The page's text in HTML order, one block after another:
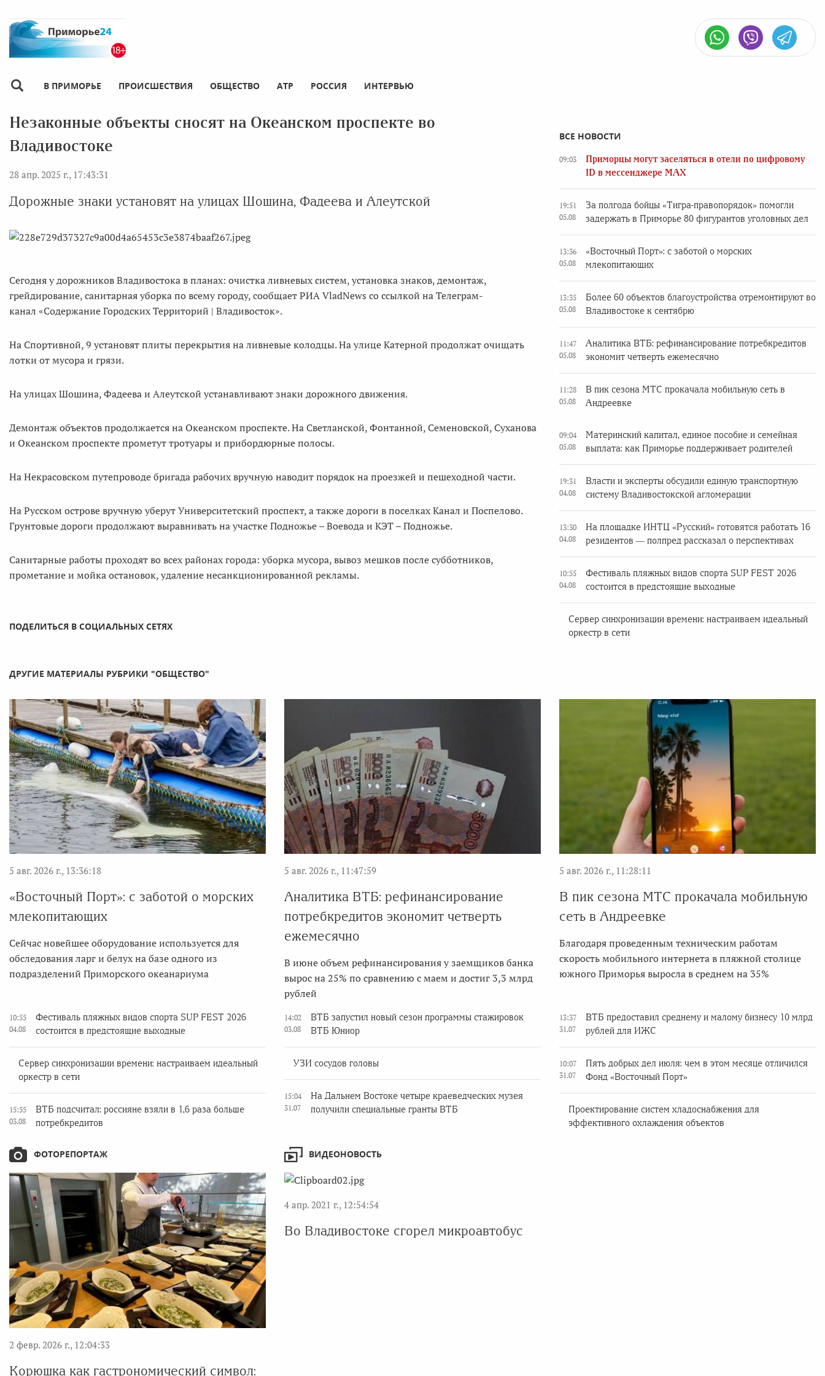
В ПРИМОРЬЕ ПРОИСШЕСТВИЯ ОБЩЕСТВО АТР РОССИЯ ИНТЕРВЬЮ
Незаконные объекты сносят на Океанском проспекте во
Владивостоке
28 апр. 2025 г., 17:43:31
Дорожные знаки установят на улицах Шошина, Фадеева и Алеутской
Сегодня у дорожников Владивостока в планах: очистка ливневых систем, установка знаков, демонтаж,
грейдирование, санитарная уборка по всему городу, сообщает РИА VladNews со ссылкой на Телеграм-
канал «Содержание Городских Территорий | Владивосток».
На Спортивной, 9 установят плиты перекрытия на ливневые колодцы. На улице Катерной продолжат очищать
лотки от мусора и грязи.
На улицах Шошина, Фадеева и Алеутской устанавливают знаки дорожного движения.
Демонтаж объектов продолжается на Океанском проспекте. На Светланской, Фонтанной, Семеновской, Суханова
и Океанском проспекте прометут тротуары и прибордюрные полосы.
На Некрасовском путепроводе бригада рабочих вручную наводит порядок на проезжей и пешеходной части.
На Русском острове вручную уберут Университетский проспект, а также дороги в поселках Канал и Поспелово.
Грунтовые дороги продолжают выравнивать на участке Подножье – Воевода и КЭТ – Подножье.
Санитарные работы проходят во всех районах города: уборка мусора, вывоз мешков после субботников,
прометание и мойка остановок, удаление несанкционированной рекламы.
ПОДЕЛИТЬСЯ В СОЦИАЛЬНЫХ СЕТЯХ
ВСЕ НОВОСТИ
09:03
Приморцы могут заселяться в отели по цифровому
ID в мессенджере MAX
19:51
05.08
За полгода бойцы «Тигра-правопорядок» помогли
задержать в Приморье 80 фигурантов уголовных дел
13:36
05.08
«Восточный Порт»: с заботой о морских
млекопитающих
13:35
05.08
Более 60 объектов благоустройства отремонтируют во
Владивостоке к сентябрю
11:47
05.08
Аналитика ВТБ: рефинансирование потребкредитов
экономит четверть ежемесячно
11:28
05.08
В пик сезона МТС прокачала мобильную сеть в
Андреевке
09:04
05.08
Материнский капитал, единое пособие и семейная
выплата: как Приморье поддерживает родителей
19:31
04.08
Власти и эксперты обсудили единую транспортную
систему Владивостокской агломерации
13:30
04.08
На площадке ИНТЦ «Русский» готовятся работать 16
резидентов — полпред рассказал о перспективах
10:55
04.08
Фестиваль пляжных видов спорта SUP FEST 2026
состоится в предстоящие выходные
Сервер синхронизации времени: настраиваем идеальный
оркестр в сети
ДРУГИЕ МАТЕРИАЛЫ РУБРИКИ "ОБЩЕСТВО"
5 авг. 2026 г., 13:36:18
«Восточный Порт»: с заботой о морских
млекопитающих
Сейчас новейшее оборудование используется для
обследования ларг и белух на базе одного из
подразделений Приморского океанариума
5 авг. 2026 г., 11:47:59
Аналитика ВТБ: рефинансирование
потребкредитов экономит четверть
ежемесячно
В июне объем рефинансирования у заемщиков банка
вырос на 25% по сравнению с маем и достиг 3,3 млрд
рублей
5 авг. 2026 г., 11:28:11
В пик сезона МТС прокачала мобильную
сеть в Андреевке
Благодаря проведенным техническим работам
скорость мобильного интернета в пляжной столице
южного Приморья выросла в среднем на 35%
10:55
04.08
Фестиваль пляжных видов спорта SUP FEST 2026
состоится в предстоящие выходные
Сервер синхронизации времени: настраиваем идеальный
оркестр в сети
15:55
03.08
ВТБ подсчитал: россияне взяли в 1,6 раза больше
потребкредитов
14:02
03.08
ВТБ запустил новый сезон программы стажировок
ВТБ Юниор
УЗИ сосудов головы
15:04
31.07
На Дальнем Востоке четыре краеведческих музея
получили специальные гранты ВТБ
13:37
31.07
ВТБ предоставил среднему и малому бизнесу 10 млрд
рублей для ИЖС
10:07
31.07
Пять добрых дел июля: чем в этом месяце отличился
Фонд «Восточный Порт»
Проектирование систем хладоснабжения для
эффективного охлаждения объектов
ФОТОРЕПОРТАЖ
2 февр. 2026 г., 12:04:33
Корюшка как гастрономический символ:
ВИДЕОНОВОСТЬ
4 апр. 2021 г., 12:54:54
Во Владивостоке сгорел микроавтобус